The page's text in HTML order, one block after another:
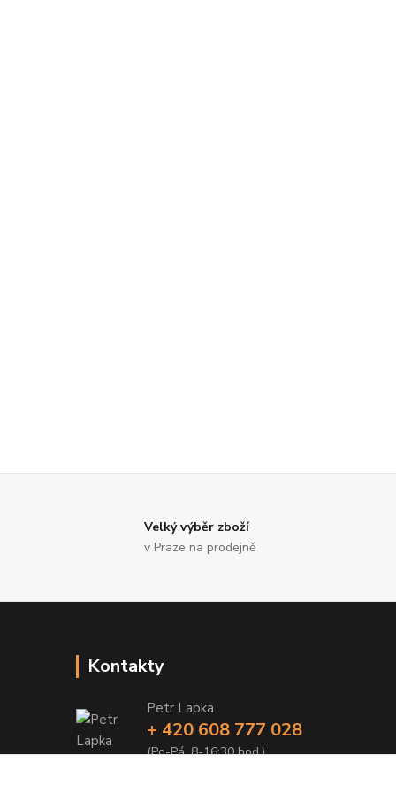
Velký výběr zboží
v Praze na prodejně
Kontakty
Petr Lapka
+ 420 608 777 028
(Po-Pá, 8-16:30 hod.)